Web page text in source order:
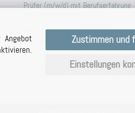
Zustimmen und
Einstellungen
Prüfer (m/w/d) mit Berufserfahrung
Masterstudiengang Auditing, Finance
and Taxation
Praktikum bei der BPG
Wirtschaftsprüfungsgesellschaft im